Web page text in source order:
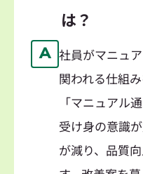
は？
A 社員がマニュ
関われる仕組
「マニュアル
受け身の意識
が減り、品質